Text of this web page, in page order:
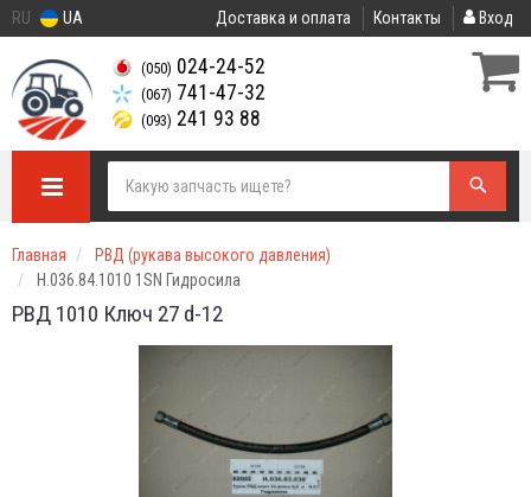
RU UA Доставка и оплата Контакты Вход
(050) 024-24-52
(067) 741-47-32
(093) 241 93 88
Главная
РВД (рукава высокого давления)
Н.036.84.1010 1SN Гидросила
РВД 1010 Ключ 27 d-12